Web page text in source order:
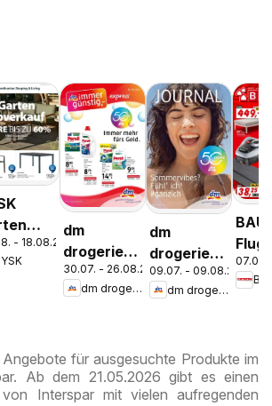
Bis
- 18.08.2026
dm
drogerie
markt
Journal
30.07. - 26.08.2026
dm drogerie markt
dm
drogerie
markt
Journal
09.07. - 09.08.2026
dm drogerie markt
07.08.
für ausgesuchte Produkte im
Ab dem 21.05.2026 gibt es einen
Interspar mit vielen aufregenden